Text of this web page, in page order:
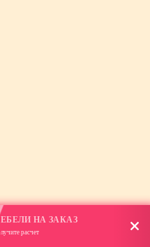
НА ЗАКАЗ
расчет